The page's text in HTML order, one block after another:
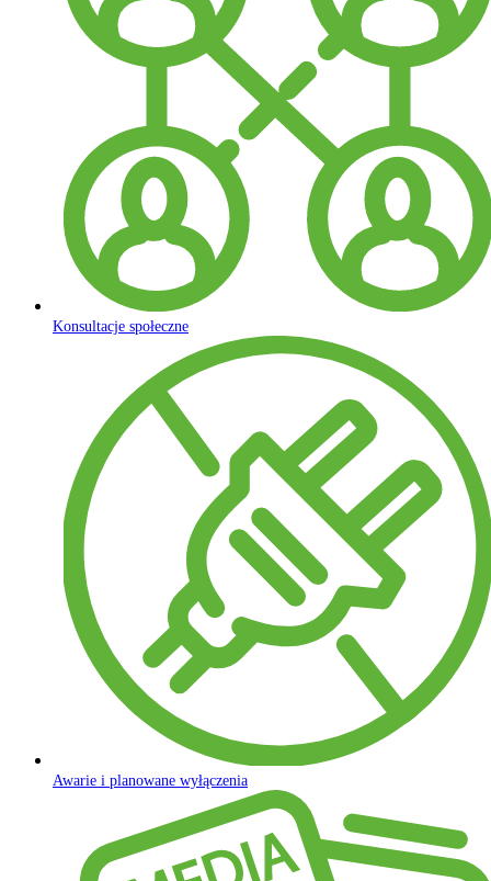
Konsultacje społeczne
Awarie i planowane wyłączenia